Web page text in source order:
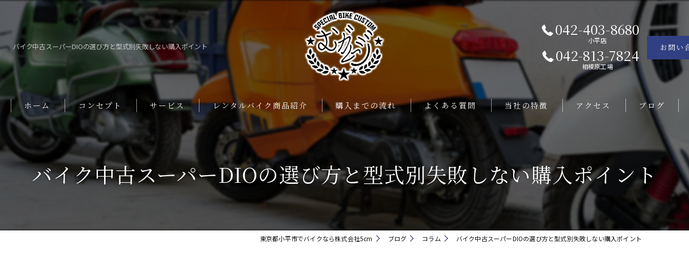
バイク中古スーパーDIOの選び方と型式別失敗しない購入ポイント
042-403-8680
小平店
042-813-7824
相模原工場
お問い
ホーム コンセプト サービス レンタルバイク商品紹介 購入までの流れ よくある質問 当社の特徴
販売
カスタム
アクセス ブログ
バイク中古スーパーDIOの選び方と型式別失敗しない購入ポイント
東京都小平市でバイクなら株式会社5cm ブログ コラム バイク中古スーパーDIOの選び方と型式別失敗しない購入ポイント